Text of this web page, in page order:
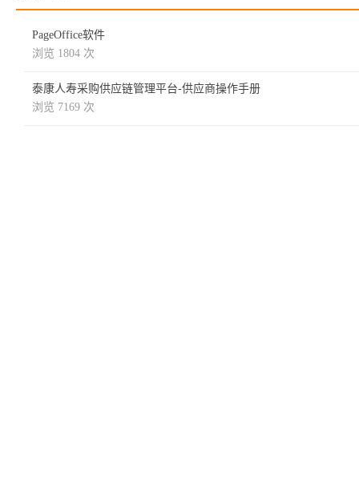
PageOffice软件
浏览 1804 次
泰康人寿采购供应链管理平台-供应商操作手册
浏览 7169 次